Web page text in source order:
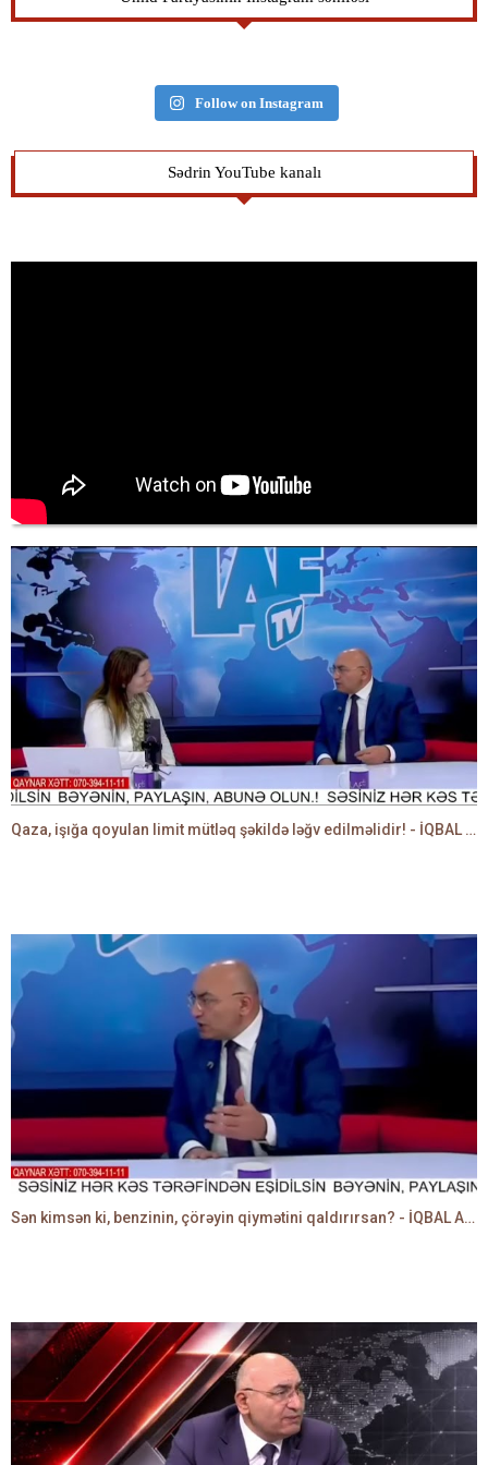
Follow on Instagram
Sədrin YouTube kanalı
Qaza, işığa qoyulan limit mütləq şəkildə ləğv edilməlidir! - İQBAL AĞAZADƏ
Sən kimsən ki, benzinin, çörəyin qiymətini qaldırırsan? - İQBAL AĞAZADƏ